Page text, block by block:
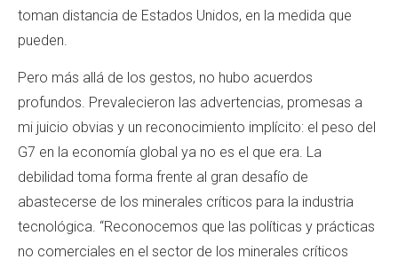
toman distancia de Estados Unidos, en la medida que
pueden.
Pero más allá de los gestos, no hubo acuerdos
profundos. Prevalecieron las advertencias, promesas a
mi juicio obvias y un reconocimiento implícito: el peso del
G7 en la economía global ya no es el que era. La
debilidad toma forma frente al gran desafío de
abastecerse de los minerales críticos para la industria
tecnológica. “Reconocemos que las políticas y prácticas
no comerciales en el sector de los minerales críticos